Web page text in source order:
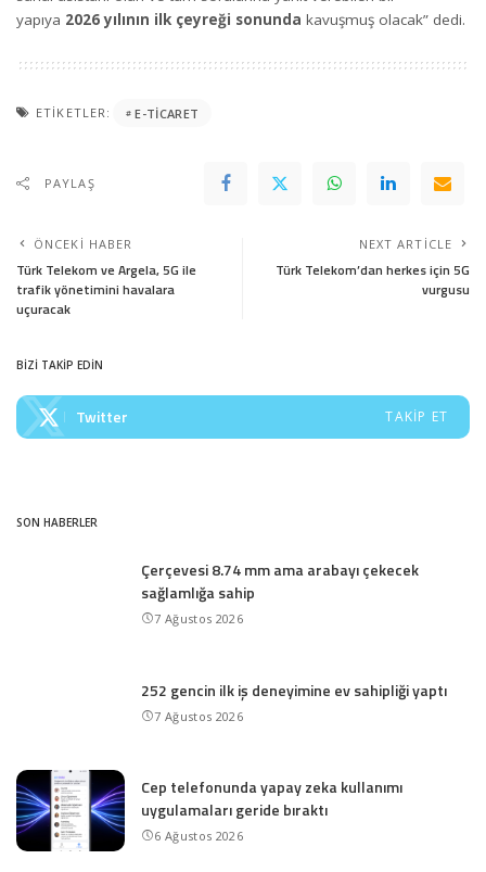
yapıya 2026 yılının ilk çeyreği sonunda kavuşmuş olacak” dedi.
ETIKETLER: E-TICARET
PAYLAŞ
ÖNCEKI HABER
Türk Telekom ve Argela, 5G ile
trafik yönetimini havalara
uçuracak
NEXT ARTICLE
Türk Telekom’dan herkes için 5G
vurgusu
BİZİ TAKİP EDİN
Twitter TAKIP ET
SON HABERLER
Çerçevesi 8.74 mm ama arabayı çekecek
sağlamlığa sahip
7 Ağustos 2026
252 gencin ilk iş deneyimine ev sahipliği yaptı
7 Ağustos 2026
Cep telefonunda yapay zeka kullanımı
uygulamaları geride bıraktı
6 Ağustos 2026